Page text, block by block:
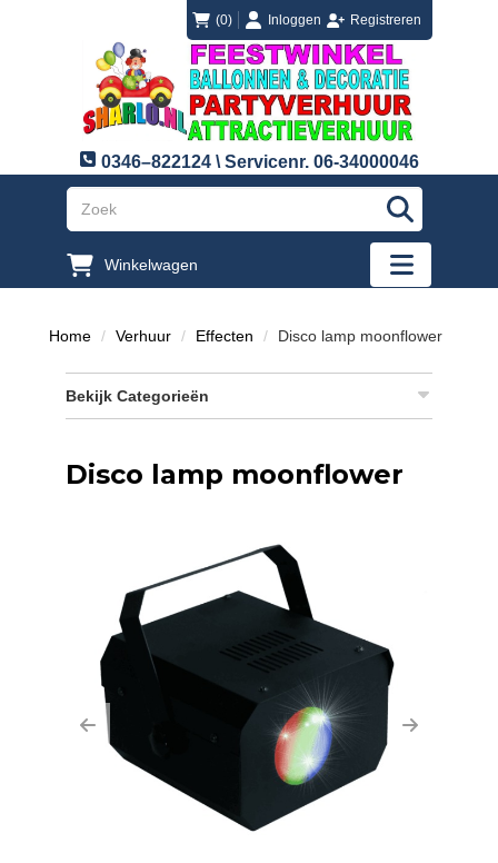
(0) loginInloggen
registreren Registreren
0346–822124 \ Servicenr. 06-34000046
"Zoeken
Winkelwagen
"Toggle
Home Verhuur Effecten Disco lamp moonflower
Bekijk Categorieën
Disco lamp moonflower
Previous Next